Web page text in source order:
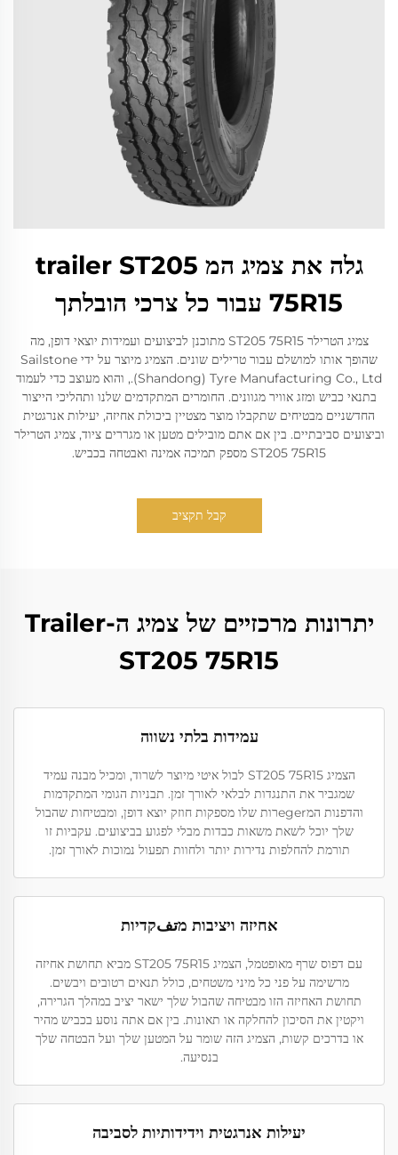
גלה את צמיג המ trailer ST205
75R15 עבור כל צרכי הובלתך
צמיג הטרילר ST205 75R15 מתוכנן לביצועים ועמידות יוצאי דופן, מה
שהופך אותו למושלם עבור טרילים שונים. הצמיג מיוצר על ידי Sailstone
(Shandong) Tyre Manufacturing Co., Ltd., והוא מעוצב כדי לעמוד
בתנאי כביש ומזג אוויר מגוונים. החומרים המתקדמים שלנו ותהליכי הייצור
החדשניים מבטיחים שתקבלו מוצר מצטיין ביכולת אחיזה, יעילות אנרגטית
וביצועים סביבתיים. בין אם אתם מובילים מטען או מגררים ציוד, צמיג הטרילר
ST205 75R15 מספק תמיכה אמינה ואבטחה בכביש.
קבל תקציב
יתרונות מרכזיים של צמיג ה-Trailer
ST205 75R15
עמידות בלתי נשווה
הצמיג ST205 75R15 לבול איטי מיוצר לשרוד, ומכיל מבנה עמיד
שמגביר את התנגדות לבלאי לאורך זמן. תבניות הגומי המתקדמות
והדפנות המegerרות שלו מספקות חוזק יוצא דופן, ומבטיחות שהבול
שלך יוכל לשאת משאות כבדות מבלי לפגוע בביצועים. עקביות זו
תורמת להחלפות נדירות יותר ולחוות תפעול נמוכות לאורך זמן.
אחיזה ויציבות מتفקדיות
עם דפוס שרף מאופטמל, הצמיג ST205 75R15 מביא תחושת אחיזה
מרשימה על פני כל מיני משטחים, כולל תנאים רטובים ויבשים.
תחושת האחיזה הזו מבטיחה שהבול שלך ישאר יציב במהלך הגרירה,
ויקטין את הסיכון להחלקה או תאונות. בין אם אתה נוסע בכביש מהיר
או בדרכים קשות, הצמיג הזה שומר על המטען שלך ועל הבטחה שלך
בנסיעה.
יעילות אנרגטית וידידותיות לסביבה